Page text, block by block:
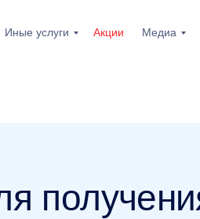
Акции
Иные услуги Медиа